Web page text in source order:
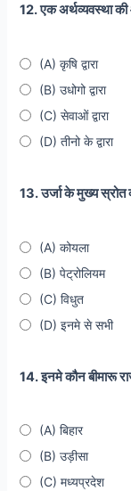
12. एक अर्थव्यवस्था की
(A) कृषि द्वारा
(B) उधोगो द्वारा
(C) सेवाओं द्वारा
(D) तीनो के द्वारा
13. उर्जा के मुख्य स्रोत
(A) कोयला
(B) पेट्रोलियम
(C) विधुत
(D) इनमे से सभी
14. इनमे कौन बीमारू
(A) बिहार
(B) उड़ीसा
(C) मध्यप्रदेश